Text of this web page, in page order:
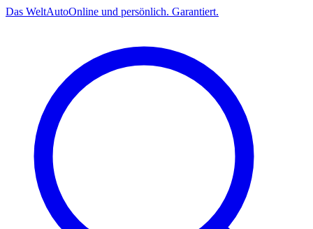
Das WeltAutoOnline und persönlich. Garantiert.